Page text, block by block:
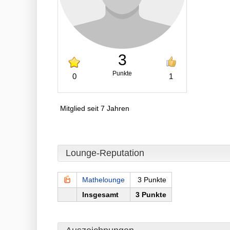
0
3
Punkte 1
Mitglied seit 7 Jahren
Lounge-Reputation
Mathelounge
3 Punkte
Insgesamt
3 Punkte